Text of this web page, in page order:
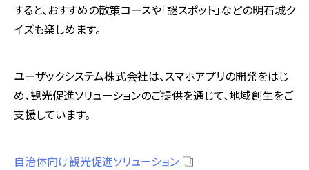
すると、おすすめの散策コースや「謎スポット」などの明石城ク
イズも楽しめます。
ユーザックシステム株式会社は、スマホアプリの開発をはじ
め、観光促進ソリューションのご提供を通じて、地域創生をご
支援しています。
自治体向け観光促進ソリューション